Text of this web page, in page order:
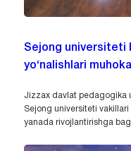
Sejong universiteti
yo‘nalishlari
Jizzax davlat pedagogika
Sejong universiteti
yanada rivojlantirishga